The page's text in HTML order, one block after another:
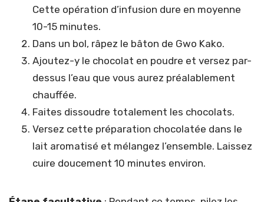
Cette opération d’infusion dure en moyenne
10-15 minutes.
Dans un bol, râpez le bâton de Gwo Kako.
Ajoutez-y le chocolat en poudre et versez par-
dessus l’eau que vous aurez préalablement
chauffée.
Faites dissoudre totalement les chocolats.
Versez cette préparation chocolatée dans le
lait aromatisé et mélangez l’ensemble. Laissez
cuire doucement 10 minutes environ.